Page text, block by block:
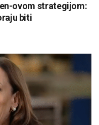
ovom strategijom:
biti